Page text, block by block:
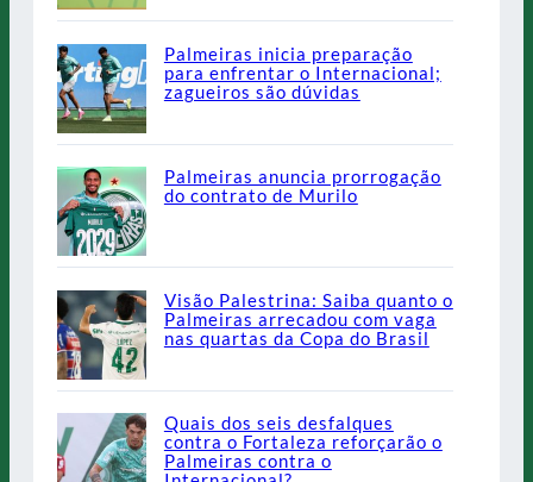
Palmeiras inicia preparação
para enfrentar o Internacional;
zagueiros são dúvidas
Palmeiras anuncia prorrogação
do contrato de Murilo
Visão Palestrina: Saiba quanto o
Palmeiras arrecadou com vaga
nas quartas da Copa do Brasil
Quais dos seis desfalques
contra o Fortaleza reforçarão o
Palmeiras contra o